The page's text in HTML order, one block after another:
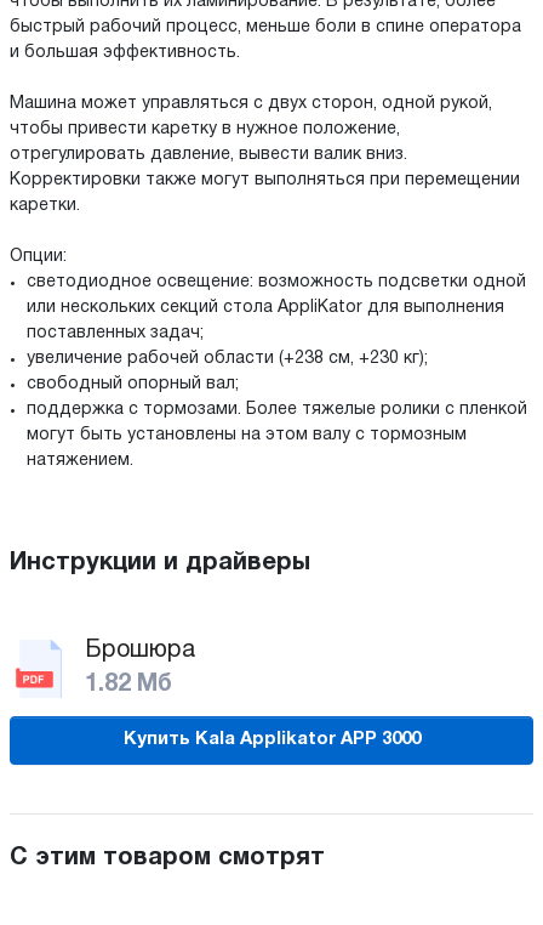
быстрый рабочий процесс, меньше боли в спине оператора
и большая эффективность.
Машина может управляться с двух сторон, одной рукой,
чтобы привести каретку в нужное положение,
отрегулировать давление, вывести валик вниз.
Корректировки также могут выполняться при перемещении
каретки.
Опции:
светодиодное освещение: возможность подсветки одной
или нескольких секций стола AppliKator для выполнения
поставленных задач;
увеличение рабочей области (+238 см, +230 кг);
свободный опорный вал;
поддержка с тормозами. Более тяжелые ролики с пленкой
могут быть установлены на этом валу с тормозным
натяжением.
Инструкции и драйверы
Брошюра
1.82 Мб
Купить Kala Applikator APP 3000
С этим товаром смотрят